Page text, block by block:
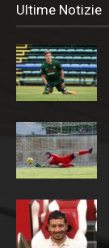
Ultime Notizie